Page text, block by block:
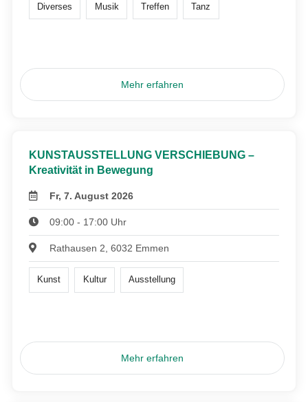
Diverses Musik Treffen Tanz
Mehr erfahren
KUNSTAUSSTELLUNG VERSCHIEBUNG –
Kreativität in Bewegung
Fr, 7. August 2026
09:00 - 17:00 Uhr
Rathausen 2, 6032 Emmen
Kunst Kultur Ausstellung
Mehr erfahren